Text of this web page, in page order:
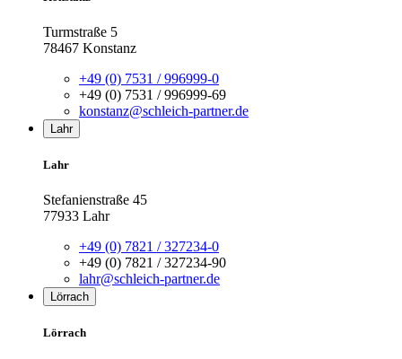
Turmstraße 5
78467 Konstanz
+49 (0) 7531 / 996999-0
+49 (0) 7531 / 996999-69
konstanz@schleich-partner.de
Lahr
Lahr
Stefanienstraße 45
77933 Lahr
+49 (0) 7821 / 327234-0
+49 (0) 7821 / 327234-90
lahr@schleich-partner.de
Lörrach
Lörrach